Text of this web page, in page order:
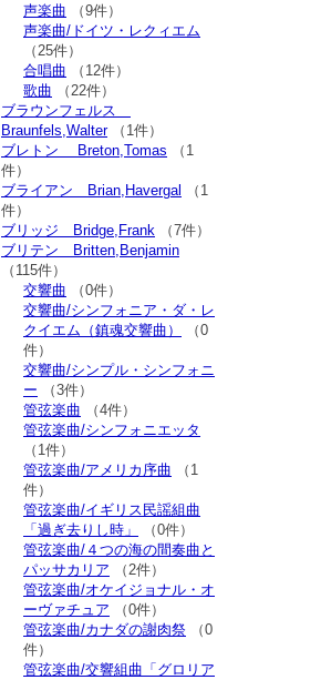
声楽曲 （9件）
声楽曲/ドイツ・レクィエム
（25件）
合唱曲 （12件）
歌曲 （22件）
ブラウンフェルス
Braunfels,Walter（1件）
ブレトン Breton,Tomas （1
件）
ブライアン Brian,Havergal
（1
件）
ブリッジ Bridge,Frank （7件）
ブリテン Britten,Benjamin
（115件）
交響曲 （0件）
交響曲/シンフォニア・ダ・レ
クイエム（鎮魂交響曲）
（0
件）
交響曲/シンプル・シンフォニ
ー （3件）
管弦楽曲 （4件）
管弦楽曲/シンフォニエッタ
（1件）
管弦楽曲/アメリカ序曲 （1
件）
管弦楽曲/イギリス民謡組曲
「過ぎ去りし時」
（0件）
管弦楽曲/４つの海の間奏曲と
パッサカリア （2件）
管弦楽曲/オケイジョナル・オ
ーヴァチュア （0件）
管弦楽曲/カナダの謝肉祭 （0
件）
管弦楽曲/交響組曲「グロリア